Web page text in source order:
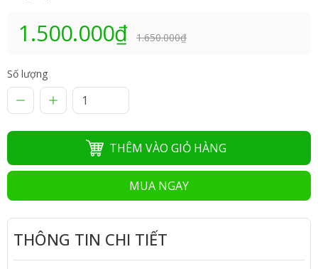
1.500.000₫ 1.650.000₫
Số lượng
THÊM VÀO GIỎ HÀNG
MUA NGAY
THÔNG TIN CHI TIẾT